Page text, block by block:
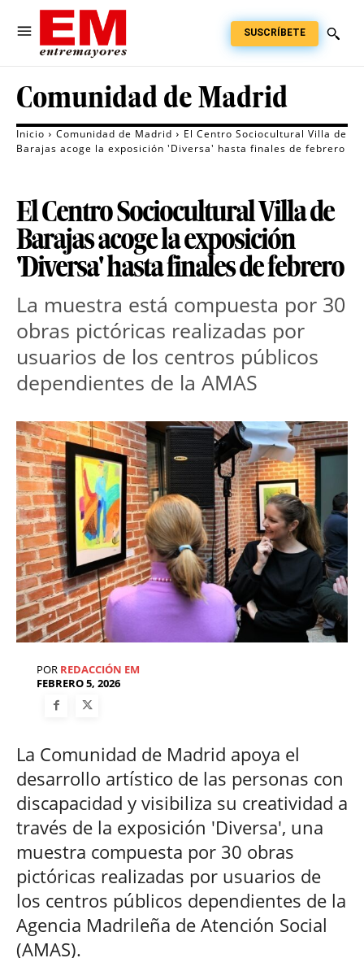
SUSCRÍBETE
Comunidad de Madrid
Inicio Comunidad de Madrid
El Centro Sociocultural Villa de
Barajas acoge la exposición 'Diversa' hasta finales de febrero
El Centro Sociocultural Villa de
Barajas acoge la exposición
'Diversa' hasta finales de febrero
La muestra está compuesta por 30
obras pictóricas realizadas por
usuarios de los centros públicos
dependientes de la AMAS
POR REDACCIÓN EM
FEBRERO 5, 2026
La Comunidad de Madrid apoya el
desarrollo artístico de las personas con
discapacidad y visibiliza su creatividad a
través de la exposición 'Diversa', una
muestra compuesta por 30 obras
pictóricas realizadas por usuarios de
los centros públicos dependientes de la
Agencia Madrileña de Atención Social
(AMAS).